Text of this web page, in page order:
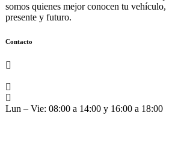
somos quienes mejor conocen tu vehículo,
presente y futuro.
Contacto
Lun – Vie: 08:00 a 14:00 y 16:00 a 18:00